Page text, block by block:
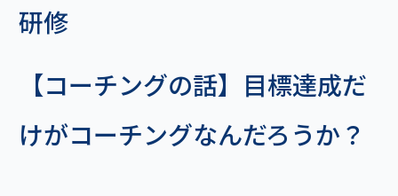
研修
【コーチングの話】目標達成だ
けがコーチングなんだろうか？